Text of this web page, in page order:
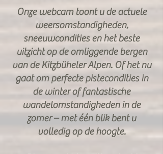
Onze webcam toont u de actuele
weersomstandigheden,
sneeuwcondities en het beste
uitzicht op de omliggende bergen
van de Kitzbüheler Alpen. Of het nu
gaat om perfecte pistecondities in
de winter of fantastische
wandelomstandigheden in de
zomer – met één blik bent u
volledig op de hoogte.